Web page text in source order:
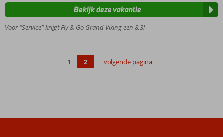
Prachtig
gelegen
direct
de berg,
naar
Voor “Service” krijgt Fly & Go Grand Viking een 8,3!
Bekijk deze vakantie
1 2 volgende pagina